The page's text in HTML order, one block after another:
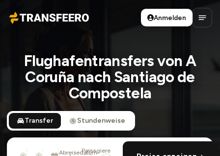
Transfeero
Anmelden
Flughafentransfers von A
Coruña nach Santiago de
Compostela
Transfer Stundenweise
Von NachAbreisedatum
Passagiere